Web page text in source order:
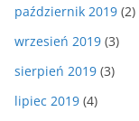
październik 2019 (2)
wrzesień 2019 (3)
sierpień 2019 (3)
lipiec 2019 (4)